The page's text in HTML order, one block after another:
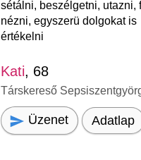
sétálni, beszélgetni, utazni,
nézni, egyszerü dolgokat is
értékelni
Kati, 68
Társkereső
Üzenet Adatlap